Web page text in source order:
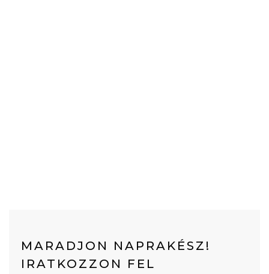
MARADJON NAPRAKÉSZ!
IRATKOZZON FEL